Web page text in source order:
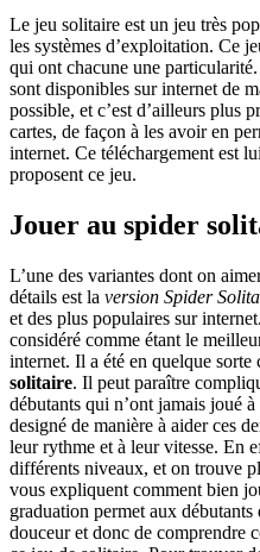
Le jeu solitaire est un jeu très
les systèmes d’exploitation. Ce
qui ont chacune une
sont disponibles sur internet de
possible, et c’est d’ailleurs plus
cartes, de façon à les avoir en
internet. Ce téléchargement est
proposent ce jeu.
Jouer au spider
L’une des variantes dont on
détails est la version Spider
et des plus populaires sur
considéré comme étant le
internet. Il a été en quelque sorte
solitaire. Il peut paraître
débutants qui n’ont jamais joué
designé de manière à aider ces
leur rythme et à leur vitesse. En
différents niveaux, et on trouve
vous expliquent comment bien
graduation permet aux débutants
douceur et donc de comprendre